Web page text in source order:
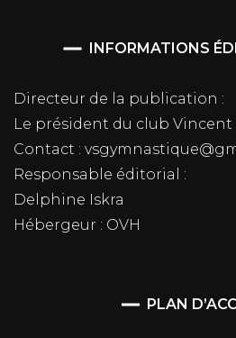
INFORMATIONS
Directeur de la publication :
Le président du club Vincent
Contact :
Responsable éditorial :
Delphine Iskra
Hébergeur : OVH
PLAN